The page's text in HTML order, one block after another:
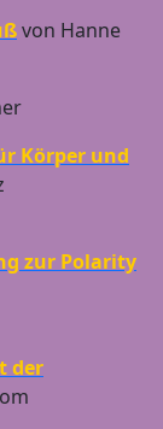
von Hanne
Körper und
zur Polarity
der